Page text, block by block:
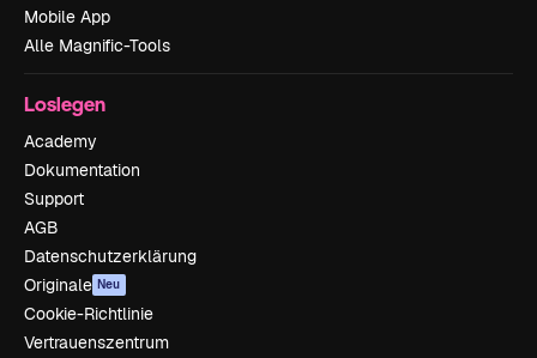
Mobile App
Alle Magnific-Tools
Loslegen
Academy
Dokumentation
Support
AGB
Datenschutzerklärung
Originale Neu
Cookie-Richtlinie
Vertrauenszentrum